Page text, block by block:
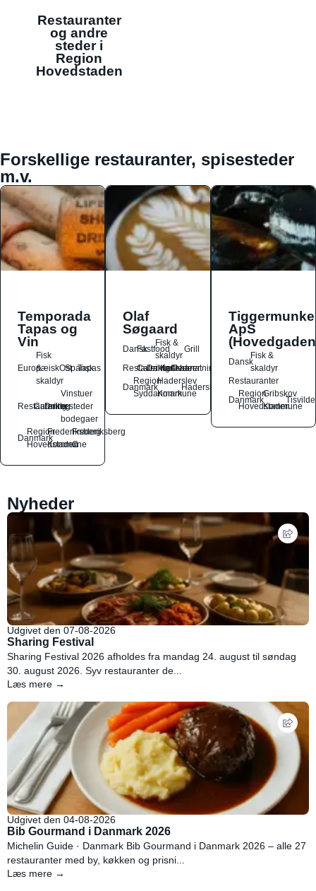
Restauranter
og andre
steder i
Region
Hovedstaden
Forskellige restauranter, spisesteder
m.v.
Temporada
Tapas og
Vin
Europæisk
Fisk
&
skaldyr
OstSpansk
Tapas
Restauranter
Catering
Drikkesteder
Vinstuer
og
bodegaer
Danmark
Region
Hovedstaden
Frederiksberg
Kommune
Frederiksberg
C
Olaf
Søgaard
DanskFastfood
Fisk &
skaldyr
Grill
Restauranter
Catering
Drikkesteder
Kaffebarer
Overnatningssteder
Danmark
Region
Syddanmark
Haderslev
Kommune
Haderslev
ApS
Dansk
Fisk &
skaldyr
Restauranter
Danmark
Region
Hovedstaden
Gribskov
Kommune
Nyheder
Udgivet den 07-08-2026
Sharing Festival
Sharing Festival 2026 afholdes fra mandag 24. august til søndag
30. august 2026. Syv restauranter de...
Læs mere →
Udgivet den 04-08-2026
Bib Gourmand i Danmark 2026
Michelin Guide · Danmark Bib Gourmand i Danmark 2026 – alle 27
restauranter med by, køkken og prisni...
Læs mere →